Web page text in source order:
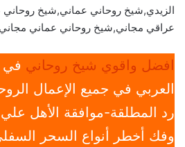
الزيدي,شيخ روحاني عماني,شيخ
عراقي مجاني,شيخ روحاني عماني مجاني
افضل واقوي شيخ روحاني في
العربي في جميع الإعمال
رد المطلقة-موافقة الأهل
وفك أخطر أنواع السحر